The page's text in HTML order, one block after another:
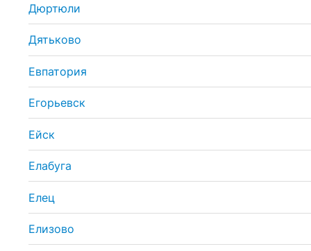
Дюртюли
Дятьково
Евпатория
Егорьевск
Ейск
Елабуга
Елец
Елизово